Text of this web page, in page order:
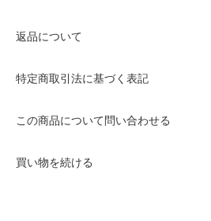
返品について
特定商取引法に基づく表記
この商品について問い合わせる
買い物を続ける